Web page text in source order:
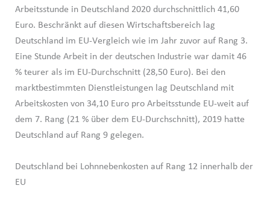
Arbeitsstunde in Deutschland 2020 durchschnittlich 41,60
Euro. Beschränkt auf diesen Wirtschaftsbereich lag
Deutschland im EU-Vergleich wie im Jahr zuvor auf Rang 3.
Eine Stunde Arbeit in der deutschen Industrie war damit 46
% teurer als im EU-Durchschnitt (28,50 Euro). Bei den
marktbestimmten Dienstleistungen lag Deutschland mit
Arbeitskosten von 34,10 Euro pro Arbeitsstunde EU-weit auf
dem 7. Rang (21 % über dem EU-Durchschnitt), 2019 hatte
Deutschland auf Rang 9 gelegen.
Deutschland bei Lohnnebenkosten auf Rang 12 innerhalb der
EU